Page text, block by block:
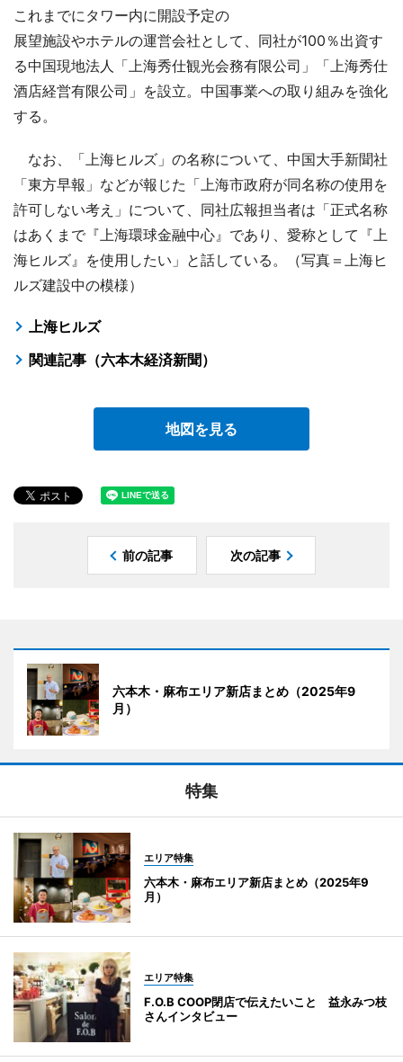
これまでにタワー内に開設予定の
展望施設やホテルの運営会社として、同社が100％出資す
る中国現地法人「上海秀仕観光会務有限公司」「上海秀仕
酒店経営有限公司」を設立。中国事業への取り組みを強化
する。
なお、「上海ヒルズ」の名称について、中国大手新聞社
「東方早報」などが報じた「上海市政府が同名称の使用を
許可しない考え」について、同社広報担当者は「正式名称
はあくまで『上海環球金融中心』であり、愛称として『上
海ヒルズ』を使用したい」と話している。（写真＝上海ヒ
ルズ建設中の模様）
上海ヒルズ
関連記事（六本木経済新聞）
地図を見る
前の記事 次の記事
六本木・麻布エリア新店まとめ（2025年9
月）
特集
エリア特集
六本木・麻布エリア新店まとめ（2025年9
月）
エリア特集
F.O.B COOP閉店で伝えたいこと 益永みつ枝
さんインタビュー